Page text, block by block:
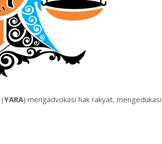
(YARA) mengadvokasi hak rakyat,